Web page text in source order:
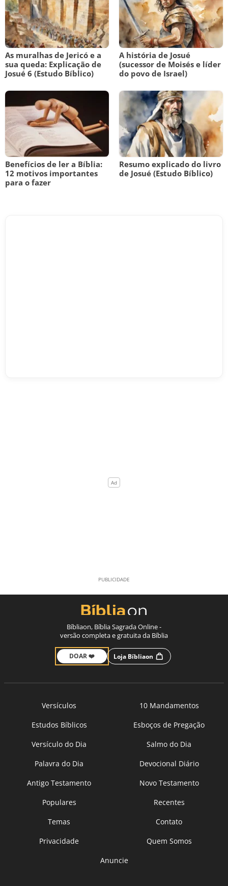
As muralhas de Jericó e a
sua queda: Explicação de
Josué 6 (Estudo Bíblico)
A história de Josué
(sucessor de Moisés e líder
do povo de Israel)
Benefícios de ler a Bíblia:
12 motivos importantes
para o fazer
Resumo explicado do livro
de Josué (Estudo Bíblico)
Bíbliaon, Bíblia Sagrada Online -
versão completa e gratuita da Bíblia
DOAR ❤️ Loja Bíbliaon
Versículos
10 Mandamentos
Estudos Bíblicos
Esboços de Pregação
Versículo do Dia
Salmo do Dia
Palavra do Dia
Devocional Diário
Antigo Testamento
Novo Testamento
Populares
Recentes
Temas
Contato
Privacidade
Quem Somos
Anuncie